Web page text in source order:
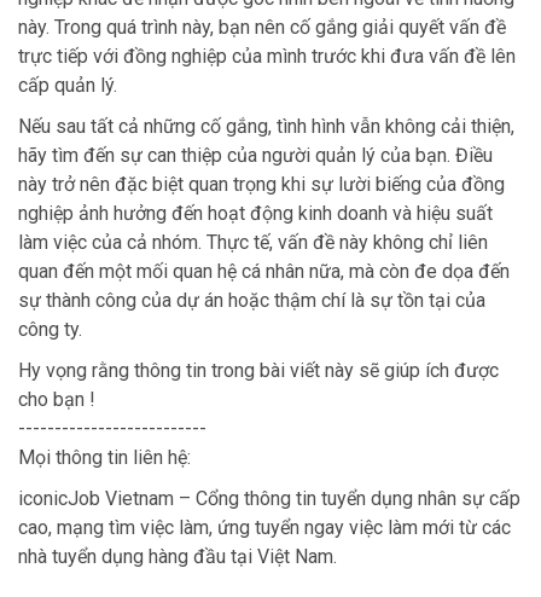
này. Trong quá trình này, bạn nên cố gắng giải quyết vấn đề
trực tiếp với đồng nghiệp của mình trước khi đưa vấn đề lên
cấp quản lý.
Nếu sau tất cả những cố gắng, tình hình vẫn không cải thiện,
hãy tìm đến sự can thiệp của người quản lý của bạn. Điều
này trở nên đặc biệt quan trọng khi sự lười biếng của đồng
nghiệp ảnh hưởng đến hoạt động kinh doanh và hiệu suất
làm việc của cả nhóm. Thực tế, vấn đề này không chỉ liên
quan đến một mối quan hệ cá nhân nữa, mà còn đe dọa đến
sự thành công của dự án hoặc thậm chí là sự tồn tại của
công ty.
Hy vọng rằng thông tin trong bài viết này sẽ giúp ích được
cho bạn !
--------------------------
Mọi thông tin liên hệ:
iconicJob Vietnam – Cổng thông tin tuyển dụng nhân sự cấp
cao, mạng tìm việc làm, ứng tuyển ngay việc làm mới từ các
nhà tuyển dụng hàng đầu tại Việt Nam.